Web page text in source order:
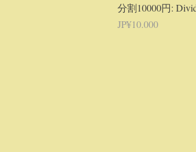
Tampilan
分割10000円:
Harga
JP¥10.000